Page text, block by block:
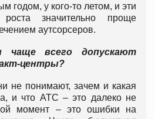
годом, у кого-то летом, и эти
значительно проще
аутсорсеров.
чаще всего допускают
центры?
не понимают, зачем и какая
и что АТС – это далеко не
момент – это ошибки на